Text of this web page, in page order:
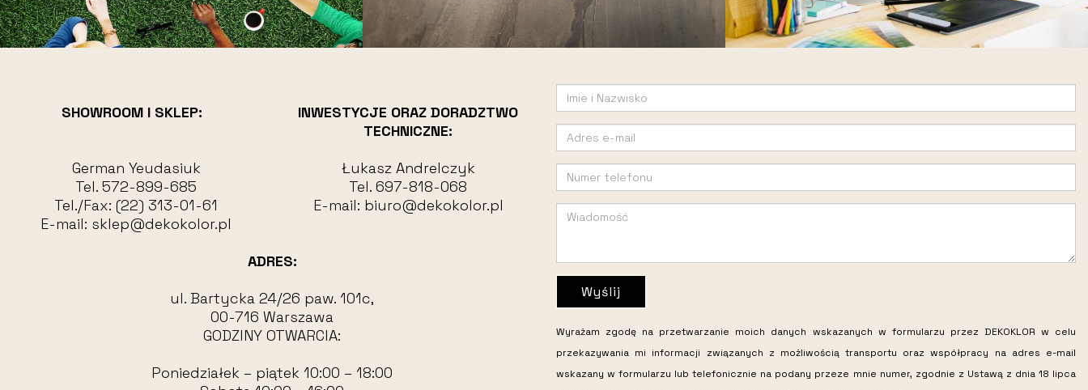
SHOWROOM I SKLEP:
German Yeudasiuk
Tel. 572-899-685
Tel./Fax: (22) 313-01-61
E-mail: sklep@dekokolor.pl
INWESTYCJE ORAZ DORADZTWO
TECHNICZNE:
Łukasz Andrelczyk
Tel. 697-818-068
E-mail: biuro@dekokolor.pl
ADRES:
ul. Bartycka 24/26 paw. 101c,
00-716 Warszawa
GODZINY OTWARCIA:
Poniedziałek – piątek 10:00 – 18:00
Wyślij
Wyrażam zgodę na przetwarzanie moich danych wskazanych w formularzu przez DEKOKLOR w celu
przekazywania mi informacji związanych z możliwością transportu oraz współpracy na adres e-mail
wskazany w formularzu lub telefonicznie na podany przeze mnie numer, zgodnie z Ustawą z dnia 18 lipca